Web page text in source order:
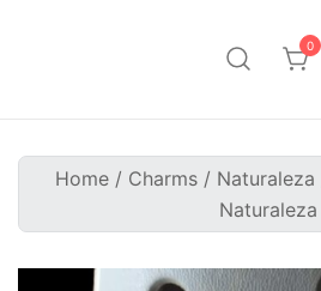
0
Home / Charms / Naturaleza
Naturaleza